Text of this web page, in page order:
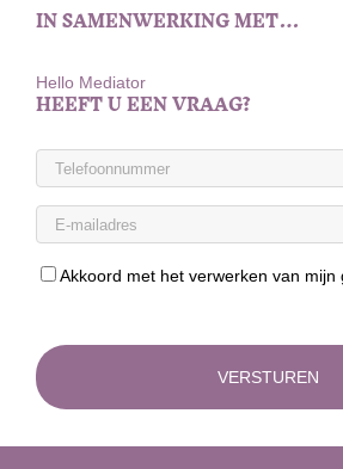
IN SAMENWERKING MET…
Hello Mediator
HEEFT U EEN VRAAG?
Akkoord met het verwerken van mijn